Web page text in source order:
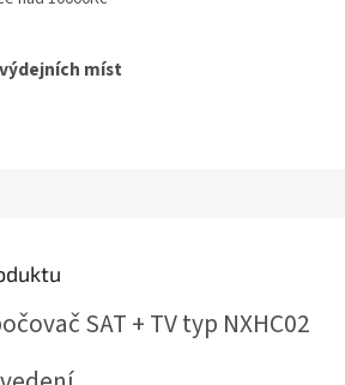
míst
SAT + TV typ NXHC02